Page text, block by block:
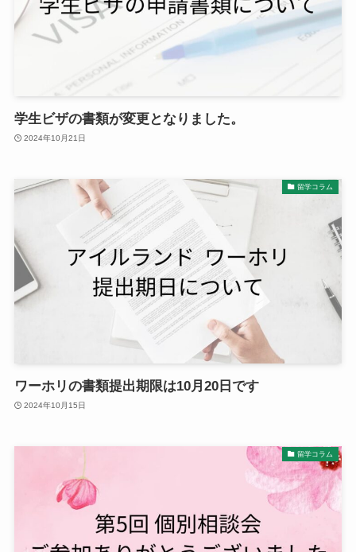
学生ビザの書類が変更となりました。
2024年10月21日
留学コラム
ワーホリの書類提出期限は10月20日です
2024年10月15日
留学コラム